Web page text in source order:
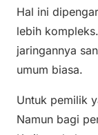
Hal ini
lebih
jaringannya
umum biasa.
Untuk pemilik
Namun bagi